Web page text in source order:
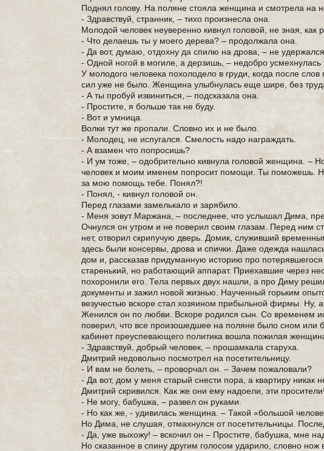
Поднял голову. На поляне стояла женщина и смотрела на
- Здравствуй, странник, – тихо произнесла она.
Молодой человек неуверенно кивнул головой, не зная,
- Что делаешь ты у моего дерева? – продолжала она.
- Да вот, думаю, отдохну да спилю на дрова, – не
- Одной ногой в могиле, а дерзишь, – недобро усмехнулась
У молодого человека похолодело в груди, когда после
сил уже не было. Женщина улыбнулась еще шире, без
- А ты пробуй извиниться, – подсказала она.
- Простите, я больше так не буду.
- Вот и умница.
Волки тут же пропали. Словно их и не было.
- Молодец, не испугался. Смелость надо награждать.
- А взамен что попросишь?
- И ум тоже, – одобрительно кивнула головой женщина. –
человек и моим именем попросит помощи. Ты поможешь.
за мою помощь тебе. Понял?!
- Понял, - кивнул головой он.
Перед глазами замелькало и зарябило.
- Меня зовут Маржана, – последнее, что услышал Дима,
Очнулся он утром и не поверил своим глазам. Перед ним
нет, отворил скрипучую дверь. Домик, служивший
здесь были консервы, дрова и спички. Даже одежда
дом и, рассказав придуманную историю про
старенький, но работающий аппарат. Приехавшие через
похоронили его. Тела первых двух нашли, а про Диму
документы и зажил новой жизнью. Наученный горьким
везучестью вскоре стал хозяином прибыльной фирмы. Ну,
Женился он по любви. Вскоре родился сын. Со временем
поверил, что все произошедшее на поляне было сном или
кабинет преуспевающего политика вошла пожилая
- Здравствуй, добрый человек, – прошамкала старуха.
Дмитрий недовольно посмотрел на посетительницу.
- И вам не болеть, – проворчал он. – Зачем пожаловали?
- Да вот, дом у меня старый снести пора, а квартиру никак
Дмитрий скривился. Как же они ему надоели, эти просители!
- Не могу, бабушка, – развел он руками.
- Но как же, - удивилась женщина. – Такой «большой
Но Дима, не слушая, отмахнулся от посетительницы.
- Да, уже выхожу! – вскочил он – Простите, бабушка, мне
Но сказанное в спину другим голосом ударило, словно нож